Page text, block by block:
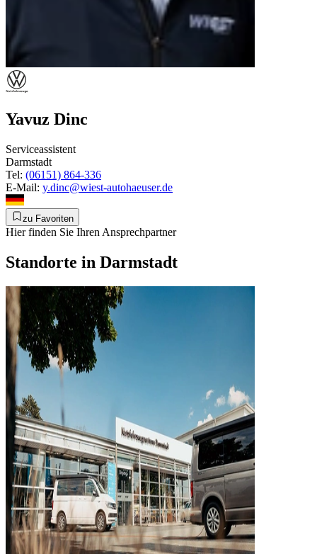
Yavuz Dinc
Serviceassistent
Darmstadt
Tel: (06151) 864-336
E-Mail: y.dinc@wiest-autohaeuser.de
zu Favoriten
Hier finden Sie Ihren Ansprechpartner
Standorte in Darmstadt